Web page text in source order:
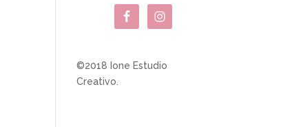
©2018 Ione Estudio
Creativo.